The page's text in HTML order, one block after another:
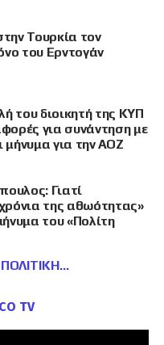
Τουρκία τον
του Ερντογάν
του διοικητή της ΚΥΠ
για συνάντηση με
μήνυμα για την ΑΟΖ
Γιατί
της αθωότητας»
του «Πολίτη
TV